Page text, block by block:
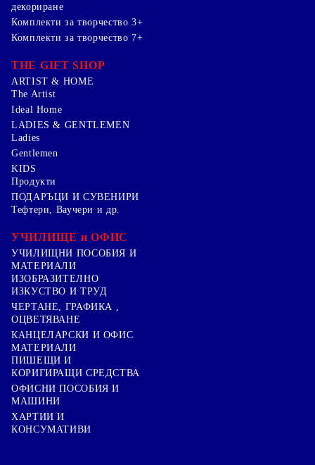
декориране
Комплекти за творчество 3+
Комплекти за творчество 7+
THE GIFT SHOP
ARTIST & HOME
The Artist
Ideal Home
LADIES & GENTLEMEN
Ladies
Gentlemen
KIDS
Продукти
ПОДАРЪЦИ И СУВЕНИРИ
Тефтери, Ваучери и др.
УЧИЛИЩЕ и ОФИС
УЧИЛИЩНИ ПОСОБИЯ И
МАТЕРИАЛИ
ИЗОБРАЗИТЕЛНО
ИЗКУСТВО И ТРУД
ЧЕРТАНЕ, ГРАФИКА ,
ОЦВЕТЯВАНЕ
КАНЦЕЛАРСКИ И ОФИС
МАТЕРИАЛИ
ПИШЕЩИ И
КОРИГИРАЩИ СРЕДСТВА
ОФИСНИ ПОСОБИЯ И
МАШИНИ
ХАРТИИ И
КОНСУМАТИВИ